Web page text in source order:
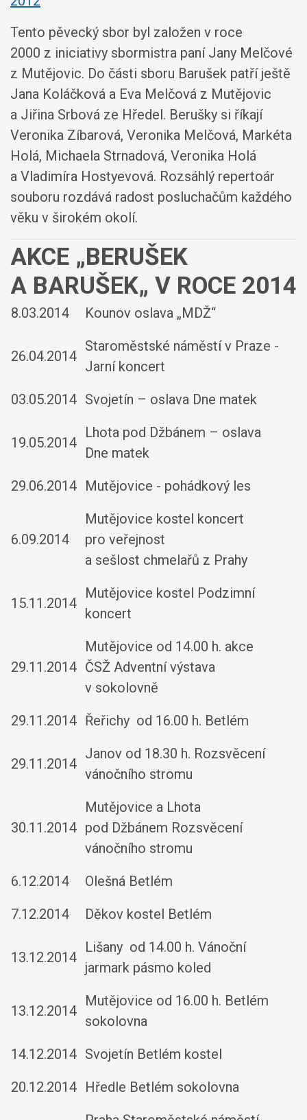
Tento pěvecký sbor byl založen v roce
2000 z iniciativy sbormistra paní Jany Melčové
z Mutějovic. Do části sboru Barušek patří ještě
Jana Koláčková a Eva Melčová z Mutějovic
a Jiřina Srbová ze Hředel. Berušky si říkají
Veronika Zíbarová, Veronika Melčová, Markéta
Holá, Michaela Strnadová, Veronika Holá
a Vladimíra Hostyevová. Rozsáhlý repertoár
souboru rozdává radost posluchačům každého
věku v širokém okolí.
AKCE „BERUŠEK
A BARUŠEK„ V ROCE 2014
8.03.2014 Kounov oslava „MDŽ“
26.04.2014
Staroměstské náměstí v Praze -
Jarní koncert
03.05.2014 Svojetín – oslava Dne matek
19.05.2014
Lhota pod Džbánem – oslava
Dne matek
29.06.2014 Mutějovice - pohádkový les
6.09.2014
Mutějovice kostel koncert
pro veřejnost
a sešlost chmelařů z Prahy
15.11.2014
Mutějovice kostel Podzimní
koncert
29.11.2014
Mutějovice od 14.00 h. akce
ČSŽ Adventní výstava
v sokolovně
29.11.2014 Řeřichy od 16.00 h. Betlém
29.11.2014
Janov od 18.30 h. Rozsvěcení
vánočního stromu
30.11.2014
Mutějovice a Lhota
pod Džbánem Rozsvěcení
vánočního stromu
6.12.2014
Olešná Betlém
7.12.2014
Děkov kostel Betlém
13.12.2014
Lišany od 14.00 h. Vánoční
jarmark pásmo koled
13.12.2014
Mutějovice od 16.00 h. Betlém
sokolovna
14.12.2014 Svojetín Betlém kostel
20.12.2014 Hředle Betlém sokolovna